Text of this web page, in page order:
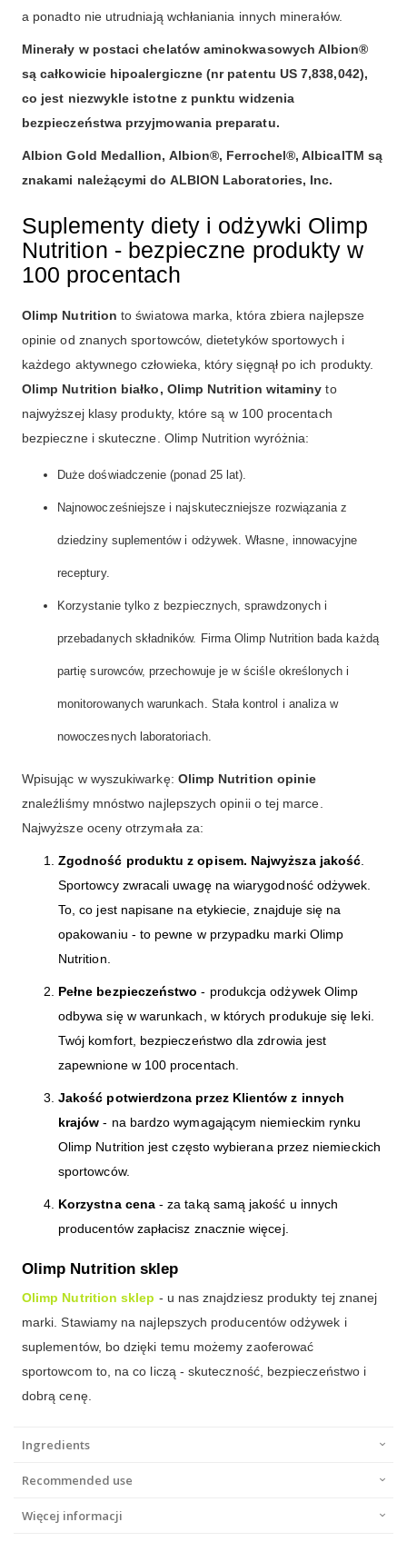
a ponadto nie utrudniają wchłaniania innych minerałów.
Minerały w postaci chelatów aminokwasowych Albion®
są całkowicie hipoalergiczne (nr patentu US 7,838,042),
co jest niezwykle istotne z punktu widzenia
bezpieczeństwa przyjmowania preparatu.
Albion Gold Medallion, Albion®, Ferrochel®, AlbicalTM są
znakami należącymi do ALBION Laboratories, Inc.
Suplementy diety i odżywki Olimp
Nutrition - bezpieczne produkty w
100 procentach
Olimp Nutrition to światowa marka, która zbiera najlepsze
opinie od znanych sportowców, dietetyków sportowych i
każdego aktywnego człowieka, który sięgnął po ich produkty.
Olimp Nutrition białko, Olimp Nutrition witaminy to
najwyższej klasy produkty, które są w 100 procentach
bezpieczne i skuteczne. Olimp Nutrition wyróżnia:
Duże doświadczenie (ponad 25 lat).
Najnowocześniejsze i najskuteczniejsze rozwiązania z
dziedziny suplementów i odżywek. Własne, innowacyjne
receptury.
Korzystanie tylko z bezpiecznych, sprawdzonych i
przebadanych składników. Firma Olimp Nutrition bada każdą
partię surowców, przechowuje je w ściśle określonych i
monitorowanych warunkach. Stała kontrol i analiza w
nowoczesnych laboratoriach.
Wpisując w wyszukiwarkę: Olimp Nutrition opinie
znaleźliśmy mnóstwo najlepszych opinii o tej marce.
Najwyższe oceny otrzymała za:
Zgodność produktu z opisem. Najwyższa jakość
Sportowcy zwracali uwagę na wiarygodność odżywek.
To, co jest napisane na etykiecie, znajduje się na
opakowaniu - to pewne w przypadku marki Olimp
Nutrition.
Pełne bezpieczeństwo - produkcja odżywek Olimp
odbywa się w warunkach, w których produkuje się leki.
Twój komfort, bezpieczeństwo dla zdrowia jest
zapewnione w 100 procentach.
Jakość potwierdzona przez Klientów z innych
krajów - na bardzo wymagającym niemieckim rynku
Olimp Nutrition jest często wybierana przez niemieckich
sportowców.
Korzystna cena- za taką samą jakość u innych
producentów zapłacisz znacznie więcej.
Olimp Nutrition sklep
Olimp Nutrition sklep - u nas znajdziesz produkty tej znanej
marki. Stawiamy na najlepszych producentów odżywek i
suplementów, bo dzięki temu możemy zaoferować
sportowcom to, na co liczą - skuteczność, bezpieczeństwo i
dobrą cenę.
Ingredients
Recommended use
Więcej informacji